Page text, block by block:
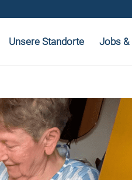
Unsere Standorte Jobs &